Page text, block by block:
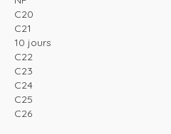
C20
C21
10 jours
C22
C23
C24
C25
C26